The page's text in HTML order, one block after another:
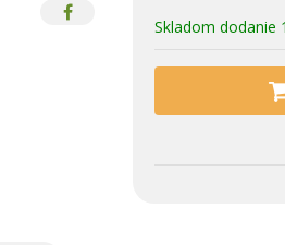
Skladom dodanie